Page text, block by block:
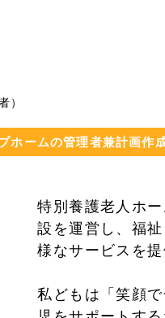
）
ホームの管理者兼計画作
特別養護老人ホ
設を運営し、福
様なサービスを提
私どもは「笑顔